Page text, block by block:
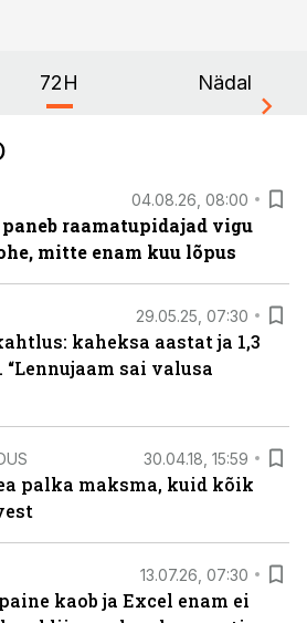
72H Nädal
04.08.26, 08:00
paneb raamatupidajad vigu
mitte enam kuu lõpus
29.05.25, 07:30
kaheksa aastat ja 1,3
sai valusa
30.04.18, 15:59
palka maksma, kuid kõik
13.07.26, 07:30
kaob ja Excel enam ei